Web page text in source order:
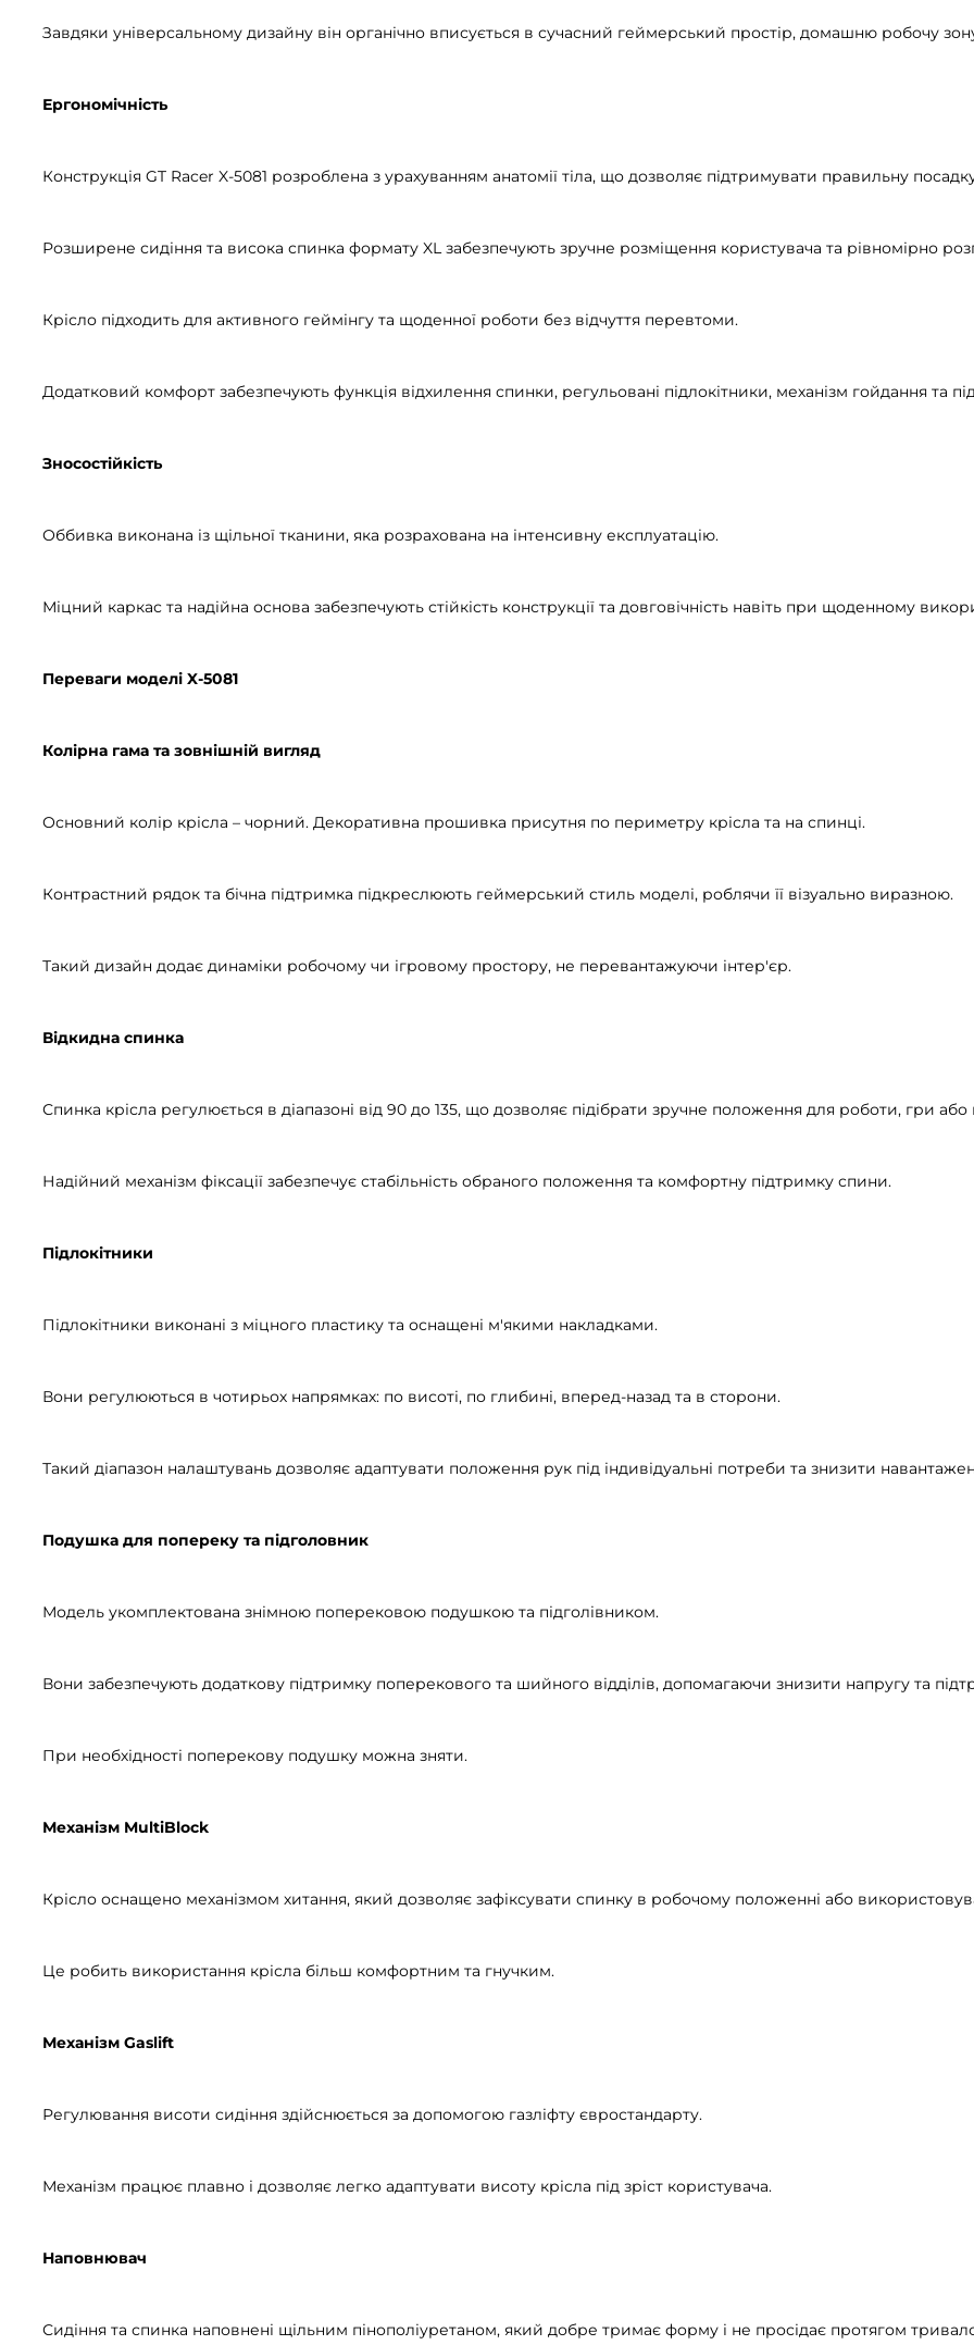
Завдяки універсальному дизайну він органічно вписується в сучасний геймерський простір, домашню робочу
Ергономічність
Конструкція GT Racer X-5081 розроблена з урахуванням анатомії тіла, що дозволяє підтримувати правильну
Розширене сидіння та висока спинка формату XL забезпечують зручне розміщення користувача та рівномірно
Крісло підходить для активного геймінгу та щоденної роботи без відчуття перевтоми.
Додатковий комфорт забезпечують функція відхилення спинки, регульовані підлокітники, механізм гойдання та
Зносостійкість
Оббивка виконана із щільної тканини, яка розрахована на інтенсивну експлуатацію.
Міцний каркас та надійна основа забезпечують стійкість конструкції та довговічність навіть при щоденному
Переваги моделі X-5081
Колірна гама та зовнішній вигляд
Основний колір крісла – чорний. Декоративна прошивка присутня по периметру крісла та на спинці.
Контрастний рядок та бічна підтримка підкреслюють геймерський стиль моделі, роблячи її візуально виразною.
Такий дизайн додає динаміки робочому чи ігровому простору, не перевантажуючи інтер'єр.
Відкидна спинка
Спинка крісла регулюється в діапазоні від 90 до 135, що дозволяє підібрати зручне положення для роботи, гри або
Надійний механізм фіксації забезпечує стабільність обраного положення та комфортну підтримку спини.
Підлокітники
Підлокітники виконані з міцного пластику та оснащені м'якими накладками.
Вони регулюються в чотирьох напрямках: по висоті, по глибині, вперед-назад та в сторони.
Такий діапазон налаштувань дозволяє адаптувати положення рук під індивідуальні потреби та знизити
Подушка для попереку та підголовник
Модель укомплектована знімною поперековою подушкою та підголівником.
Вони забезпечують додаткову підтримку поперекового та шийного відділів, допомагаючи знизити напругу та
При необхідності поперекову подушку можна зняти.
Механізм MultiBlock
Крісло оснащено механізмом хитання, який дозволяє зафіксувати спинку в робочому положенні або
Це робить використання крісла більш комфортним та гнучким.
Механізм Gaslift
Регулювання висоти сидіння здійснюється за допомогою газліфту євростандарту.
Механізм працює плавно і дозволяє легко адаптувати висоту крісла під зріст користувача.
Наповнювач
Сидіння та спинка наповнені щільним пінополіуретаном, який добре тримає форму і не просідає протягом